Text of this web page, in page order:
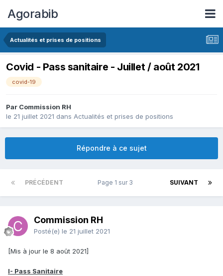
Agorabib
Actualités et prises de positions
Covid - Pass sanitaire - Juillet / août 2021
covid-19
Par Commission RH
le 21 juillet 2021 dans Actualités et prises de positions
Répondre à ce sujet
PRÉCÉDENT SUIVANT
Page 1 sur 3
Commission RH
Posté(e) le 21 juillet 2021
[Mis à jour le 8 août 2021]
I- Pass Sanitaire